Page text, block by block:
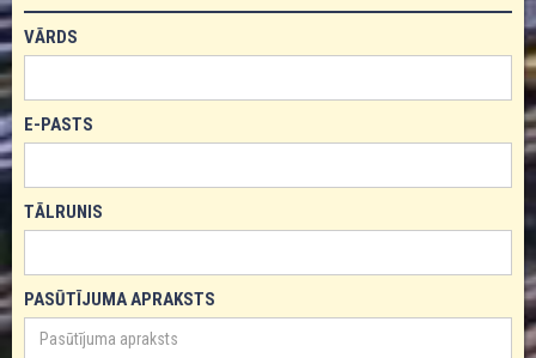
VĀRDS
E-PASTS
TĀLRUNIS
PASŪTĪJUMA APRAKSTS